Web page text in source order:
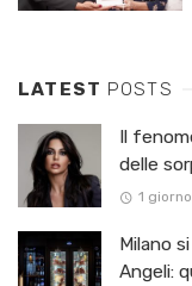
LATEST POSTS
Il
delle
1
Milano
Angeli: